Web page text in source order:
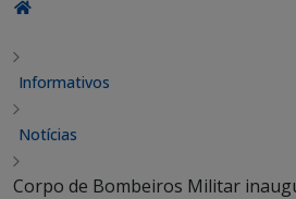
Informativos
Notícias
Corpo de Bombeiros Militar